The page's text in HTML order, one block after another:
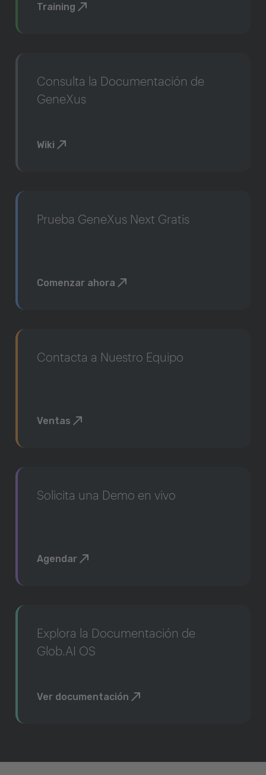
Training
Consulta la Documentación de
GeneXus
Wiki
Prueba GeneXus Next Gratis
Comenzar ahora
Contacta a Nuestro Equipo
Ventas
Solicita una Demo en vivo
Agendar
Explora la Documentación de
Glob.AI OS
Ver documentación